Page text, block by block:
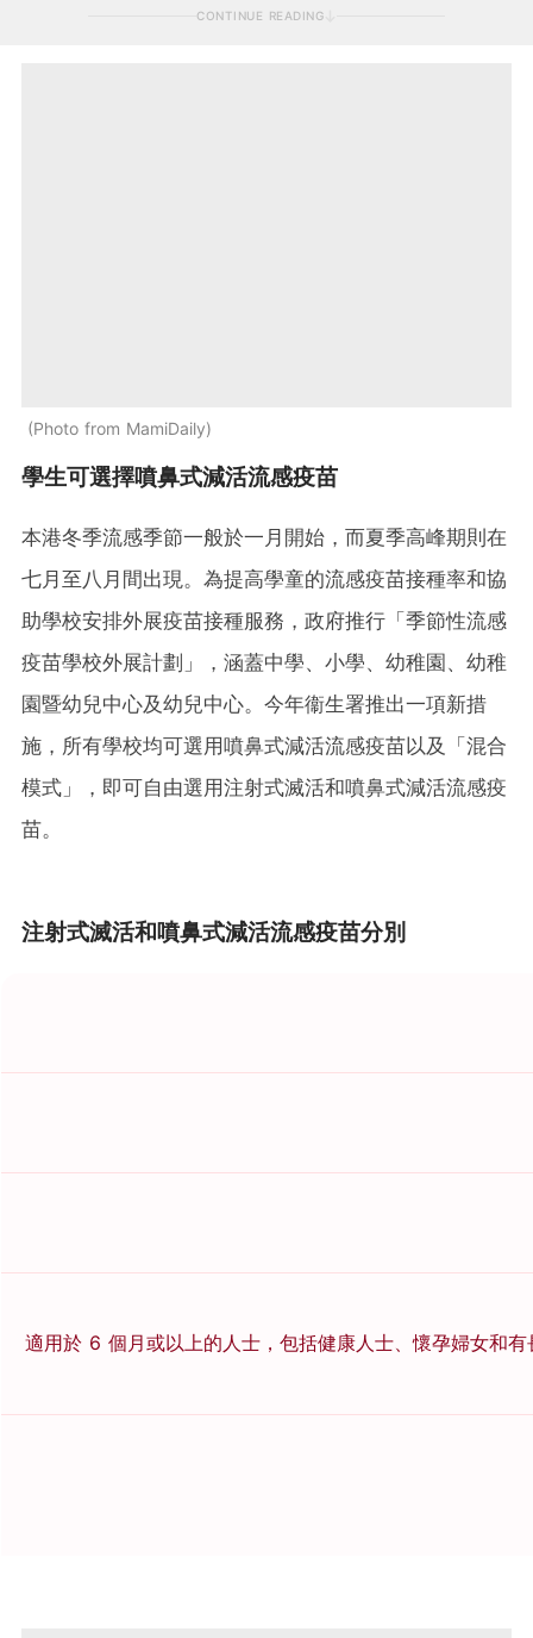
CONTINUE READING
Photo from MamiDaily
學生可選擇噴鼻式減活流感疫苗
本港冬季流感季節一般於一月開始，而夏季高峰期則在
七月至八月間出現。為提高學童的流感疫苗接種率和協
助學校安排外展疫苗接種服務，政府推行「季節性流感
疫苗學校外展計劃」，涵蓋中學、小學、幼稚園、幼稚
園暨幼兒中心及幼兒中心。今年衞生署推出一項新措
施，所有學校均可選用噴鼻式減活流感疫苗以及「混合
模式」，即可自由選用注射式滅活和噴鼻式減活流感疫
苗。
注射式滅活和噴鼻式減活流感疫苗分別
適用於 6 個月或以上的人士，包括健康人士、懷孕婦女和